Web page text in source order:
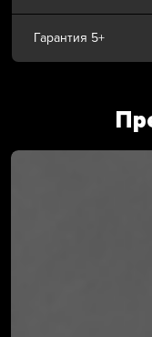
Гарантия 5+